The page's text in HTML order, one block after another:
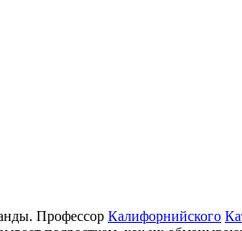
Профессор Калифорнийского